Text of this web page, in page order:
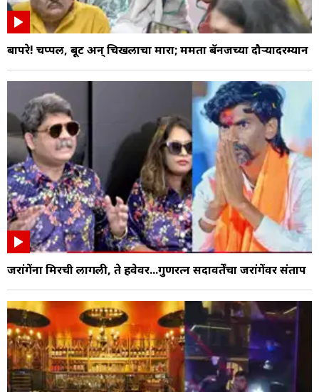
बापरे! चप्पल, बूट अन् चिखलाचा मारा; ममता बॅनर्जींच्या दौऱ्यादरम्यान
जरांगेंना मिरची लागली, ते हवेवर...गुणरत्न सदावर्तेंचा जरांगेंवर संताप